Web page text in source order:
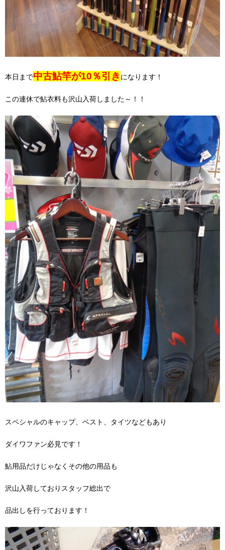
本日まで中古鮎竿が10％引き になります！
この連休で鮎衣料も沢山入荷しました～！！
スペシャルのキャップ、ベスト、タイツなどもあり
ダイワファン必見です！
鮎用品だけじゃなくその他の用品も
沢山入荷しておりスタッフ総出で
品出しを行っております！